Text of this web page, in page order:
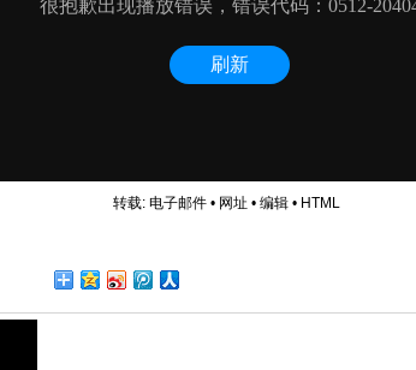
转载: 电子邮件• 网址 • 编辑• HTML